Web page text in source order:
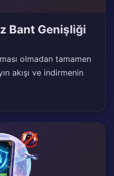
Bant Genişliği
olmadan tamamen
akışı ve indirmenin